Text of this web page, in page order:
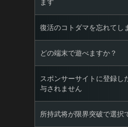
ます
復活のコトダマを忘れてし
どの端末で遊べますか？
スポンサーサイトに登録し
与されません
所持武将が限界突破で選択